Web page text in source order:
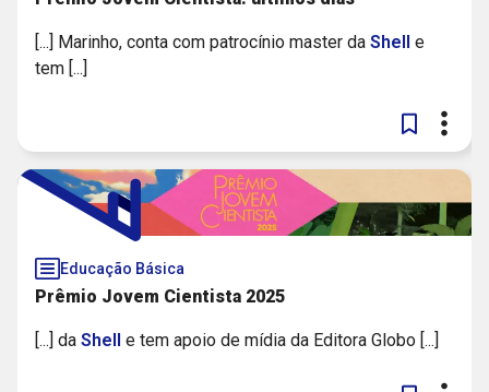
[...] Marinho, conta com patrocínio master da Shell e
tem [...]
Educação Básica
Prêmio Jovem Cientista 2025
[...] da Shell e tem apoio de mídia da Editora Globo [...]